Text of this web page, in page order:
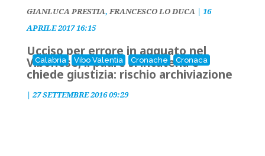
GIANLUCA PRESTIA,FRANCESCO LO DUCA| 16
APRILE 2017 16:15
Calabria Vibo Valentia Cronache Cronaca
Ucciso per errore in agguato nel
Vibonese, il padre si incatena e
chiede giustizia: rischio archiviazione
| 27 SETTEMBRE 2016 09:29